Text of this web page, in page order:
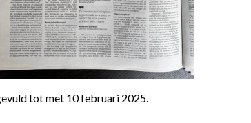
tot met 10 februari 2025.